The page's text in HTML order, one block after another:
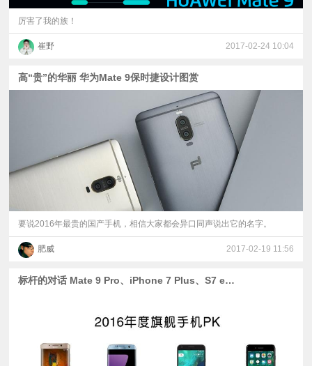
厉害了我的族！
崔野 2017-02-24 10:04
高“贵”的华丽 华为Mate 9保时捷设计图赏
​要说2016年最贵的国产手机，相信大家都会异口同声说出它的名字。
肥威 2017-02-19 11:56
标杆的对话 Mate 9 Pro、iPhone 7 Plus、S7 edge、Pixel XL横评